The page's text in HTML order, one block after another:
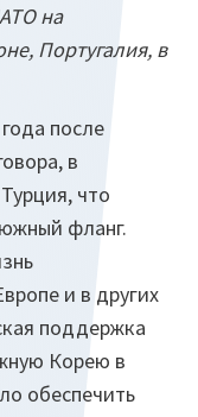
на
Португалия, в
после
в
что
фланг.
и в других
поддержка
Корею в
обеспечить